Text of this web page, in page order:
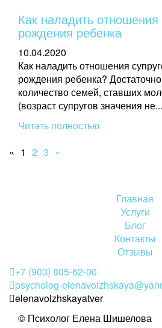
Как наладить
рождения ребенка
10.04.2020
Как наладить отношения
рождения ребенка?
количество семей, ставших
(возраст супругов значения не...
Читать полностью
« 1 2 3 »
Главная
Услуги
Блог
Контакты
Отзывы
+7 (903) 805-62-00
psycholog-
elenavolzhskayatver
© Психолог Елена Шишелова